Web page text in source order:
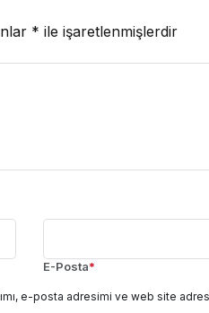
* ile işaretlenmişlerdir
E-Posta*
e-posta adresimi ve web site